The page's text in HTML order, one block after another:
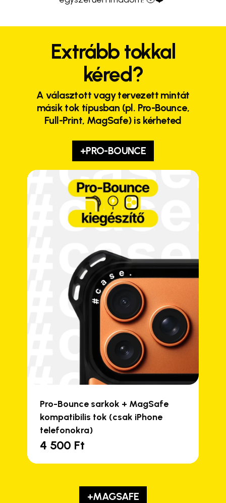
Extrább tokkal
kéred?
A választott vagy tervezett mintát
másik tok típusban (pl. Pro-Bounce,
Full-Print, MagSafe) is kérheted
+PRO-BOUNCE
Pro-Bounce sarkok + MagSafe
kompatibilis tok (csak iPhone
telefonokra)
4 500 Ft
+MAGSAFE